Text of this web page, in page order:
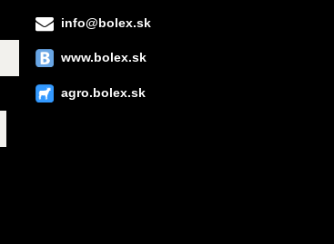
info@bolex.sk
www.bolex.sk
agro.bolex.sk